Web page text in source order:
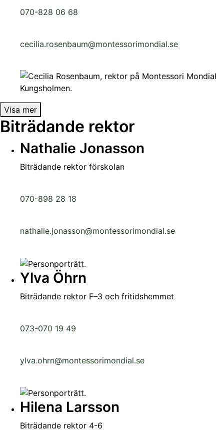
070-828 06 68
cecilia.rosenbaum@montessorimondial.se
Visa mer
Biträdande rektor
Nathalie Jonasson
Biträdande rektor förskolan
070-898 28 18
nathalie.jonasson@montessorimondial.se
Ylva Öhrn
Biträdande rektor F–3 och fritidshemmet
073-070 19 49
ylva.ohrn@montessorimondial.se
Hilena Larsson
Biträdande rektor 4-6